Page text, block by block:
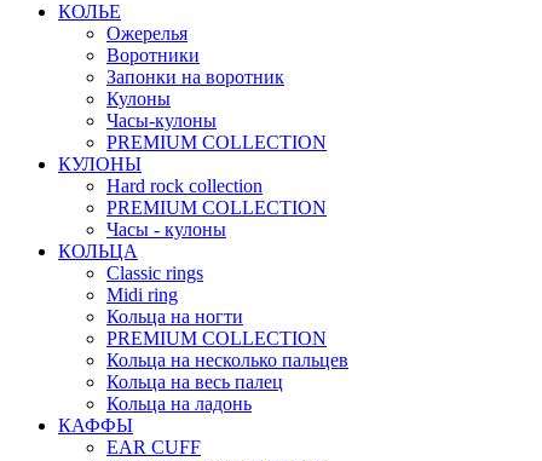
КОЛЬЕ
Ожерелья
Воротники
Запонки на воротник
Кулоны
Часы-кулоны
PREMIUM COLLECTION
КУЛОНЫ
Hard rock collection
PREMIUM COLLECTION
Часы - кулоны
КОЛЬЦА
Classic rings
Midi ring
Кольца на ногти
PREMIUM COLLECTION
Кольца на несколько пальцев
Кольца на весь палец
Кольца на ладонь
КАФФЫ
EAR CUFF